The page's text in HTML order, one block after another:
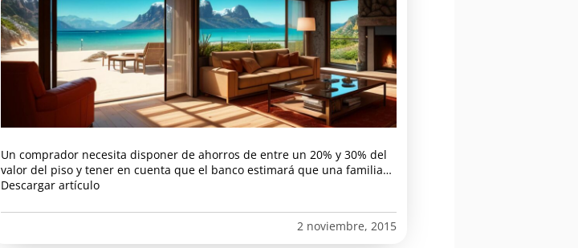
Un comprador necesita disponer de ahorros de entre un 20% y 30% del
valor del piso y tener en cuenta que el banco estimará que una familia…
Descargar artículo
2 noviembre, 2015